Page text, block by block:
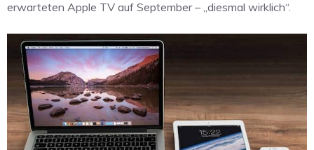
erwarteten Apple TV auf September – „diesmal wirklich“.